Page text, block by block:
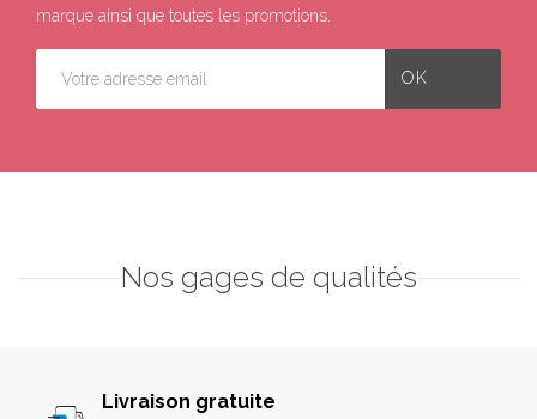
marque ainsi que toutes les promotions.
Nos gages de qualités
Livraison gratuite